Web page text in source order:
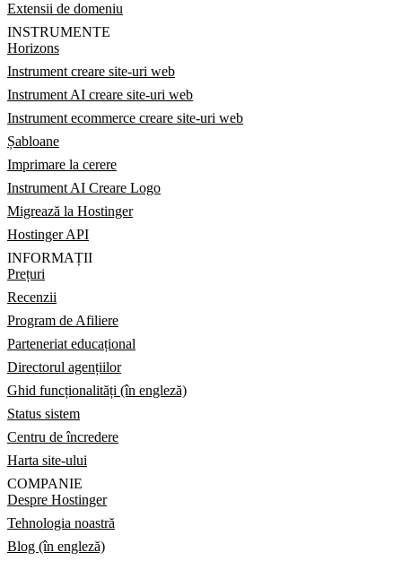
Extensii de domeniu
INSTRUMENTE
Horizons
Instrument creare site-uri web
Instrument AI creare site-uri web
Instrument ecommerce creare site-uri web
Șabloane
Imprimare la cerere
Instrument AI Creare Logo
Migrează la Hostinger
Hostinger API
INFORMAȚII
Prețuri
Recenzii
Program de Afiliere
Parteneriat educațional
Directorul agențiilor
Ghid funcționalități (în engleză)
Status sistem
Centru de încredere
Harta site-ului
COMPANIE
Despre Hostinger
Tehnologia noastră
Blog (în engleză)